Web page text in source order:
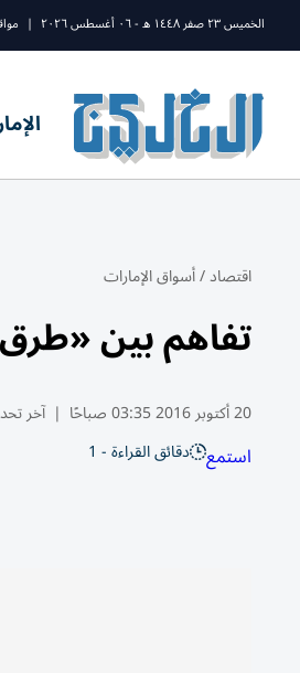
الخميس ٢٣ صفر ١٤٤٨ ه - ٠٦ أغسطس ٢٠٢٦ |
اقتصاد/أسواق الإمارات
تفاهم بين
20 أكتوبر 2016 03:35 صباحًا | آخر
استمع دقائق القراءة - 1